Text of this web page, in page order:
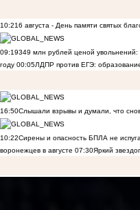
10:216 августа - День памяти святых
09:19349 млн рублей ценой
году 00:05ЛДПР против ЕГЭ:
16:50Слышали взрывы и думали, что
10:22Сирены и опасность БПЛА не
воронежцев в августе 07:30Яркий